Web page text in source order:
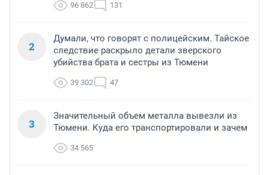
96 862 131
2
Думали, что говорят с полицейским. Тайское
следствие раскрыло детали зверского
убийства брата и сестры из Тюмени
39 302 47
3
Значительный объем металла вывезли из
Тюмени. Куда его транспортировали и зачем
34 565